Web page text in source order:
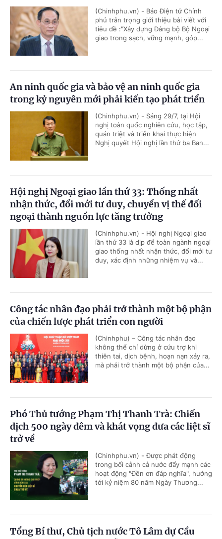
(Chinhphu.vn) - Báo Điện tử Chính
phủ trân trọng giới thiệu bài viết với
tiêu đề :"Xây dựng Đảng bộ Bộ Ngoại
giao trong sạch, vững mạnh, góp...
An ninh quốc gia và bảo vệ an ninh quốc gia
trong kỷ nguyên mới phải kiến tạo phát triển
(Chinhphu.vn) - Sáng 29/7, tại Hội
nghị toàn quốc nghiên cứu, học tập,
quán triệt và triển khai thực hiện
Nghị quyết Hội nghị lần thứ ba Ban...
Hội nghị Ngoại giao lần thứ 33: Thống nhất
nhận thức, đổi mới tư duy, chuyển vị thế đối
ngoại thành nguồn lực tăng trưởng
(Chinhphu.vn) - Hội nghị Ngoại giao
lần thứ 33 là dịp để toàn ngành ngoại
giao thống nhất nhận thức, đổi mới tư
duy, xác định những nhiệm vụ và...
Công tác nhân đạo phải trở thành một bộ phận
của chiến lược phát triển con người
(Chinhphu) – Công tác nhân đạo
không thể chỉ dừng ở cứu trợ khi
thiên tai, dịch bệnh, hoạn nạn xảy ra,
mà phải trở thành một bộ phận của...
Phó Thủ tướng Phạm Thị Thanh Trà: Chiến
dịch 500 ngày đêm và khát vọng đưa các liệt sĩ
trở về
(Chinhphu.vn) - Được phát động
trong bối cảnh cả nước đẩy mạnh các
hoạt động "Đền ơn đáp nghĩa", hướng
tới kỷ niệm 80 năm Ngày Thương...
Tổng Bí thư, Chủ tịch nước Tô Lâm dự Cầu